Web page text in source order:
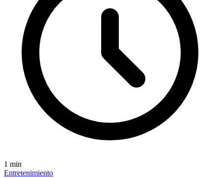
1 min
Entretenimiento